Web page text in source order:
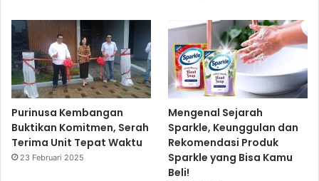
Purinusa Kembangan
Buktikan Komitmen, Serah
Terima Unit Tepat Waktu
23 Februari 2025
Mengenal Sejarah
Sparkle, Keunggulan dan
Rekomendasi Produk
Sparkle yang Bisa Kamu
Beli!